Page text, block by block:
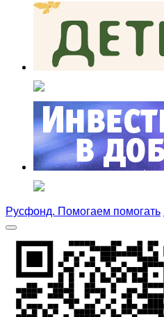
Русфонд. Помогаем помогать